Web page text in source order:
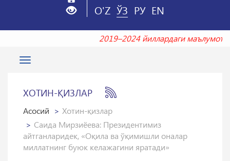
O'Z ЎЗ РУ EN
2019–2024 йиллардаги
Toggle
ХОТИН-ҚИЗЛАР
Асосий
Хотин-қизлар
Саида Мирзиёева: Президентимиз
айтганларидек, «Оқила ва ўқимишли оналар
миллатнинг буюк келажагини яратади»